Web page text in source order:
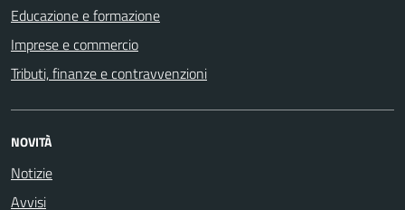
Educazione e formazione
Imprese e commercio
Tributi, finanze e contravvenzioni
NOVITÀ
Notizie
Avvisi